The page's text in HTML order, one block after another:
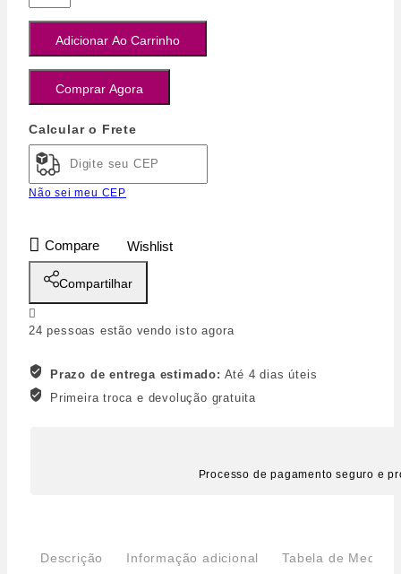
Adicionar Ao Carrinho
Comprar Agora
Calcular o Frete
Não sei meu CEP
Compare Wishlist
Compartilhar
24 pessoas estão vendo isto agora
Prazo de entrega estimado: Até 4 dias úteis
Primeira troca e devolução gratuita
Processo de pagamento seguro e
Descrição Informação adicional Tabela de Medidas